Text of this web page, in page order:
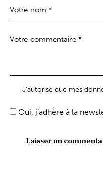
J'autorise que mes
Oui, j'adhère à la